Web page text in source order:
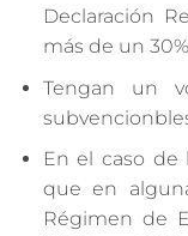
Declaración
más de un
Tengan un
En el caso de
que en
Régimen de